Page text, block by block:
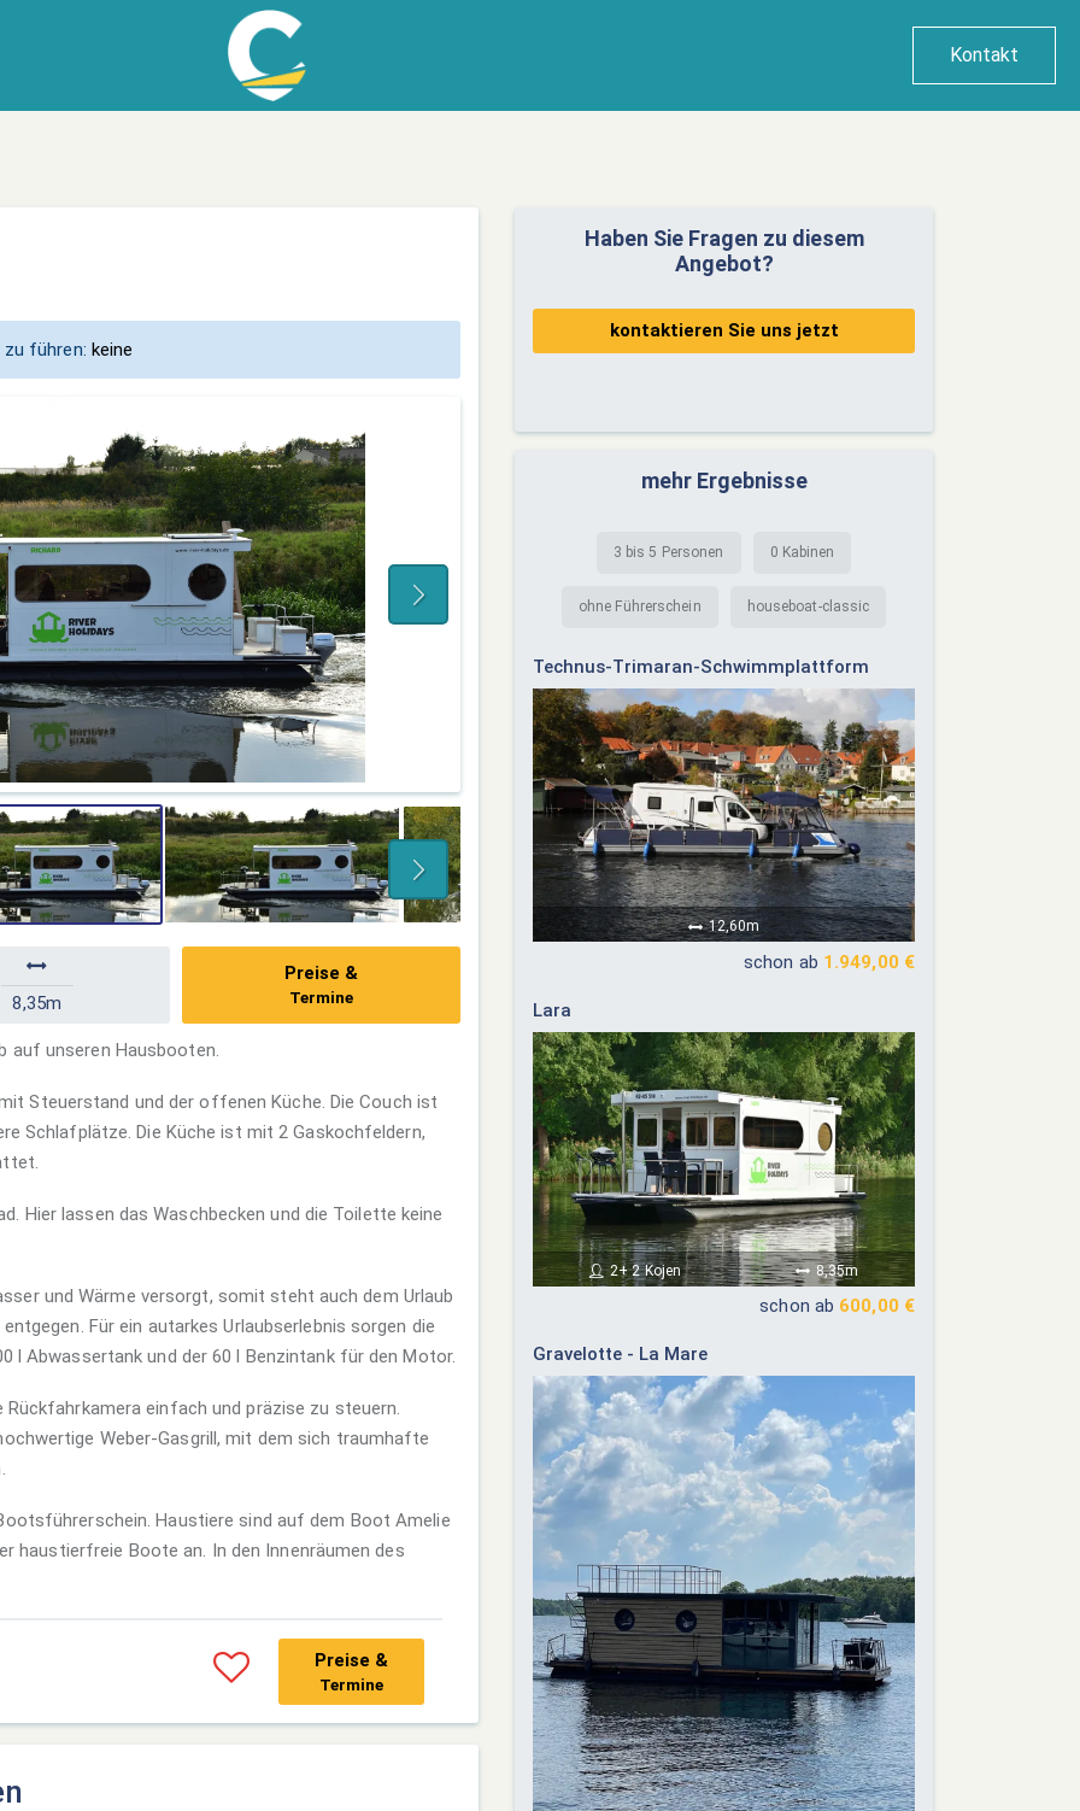
Kontakt
führen: keine
8,35m
Preise &
Termine
auf unseren Hausbooten.
Steuerstand und der offenen Küche. Die Couch ist
Schlafplätze. Die Küche ist mit 2 Gaskochfeldern,
Hier lassen das Waschbecken und die Toilette keine
und Wärme versorgt, somit steht auch dem Urlaub
Für ein autarkes Urlaubserlebnis sorgen die
l Abwassertank und der 60 l Benzintank für den Motor.
einfach und präzise zu steuern.
Weber-Gasgrill, mit dem sich traumhafte
Haustiere sind auf dem Boot Amelie
haustierfreie Boote an. In den Innenräumen des
Preise &
Termine
Haben Sie Fragen zu diesem
Angebot?
kontaktieren Sie uns jetzt
mehr Ergebnisse
3 bis 5 Personen 0 Kabinen
ohne Führerschein houseboat-classic
Technus-Trimaran-Schwimmplattform
12,60m
schon ab 1.949,00 €
Lara
2+ 2 Kojen 8,35m
schon ab 600,00 €
Gravelotte - La Mare